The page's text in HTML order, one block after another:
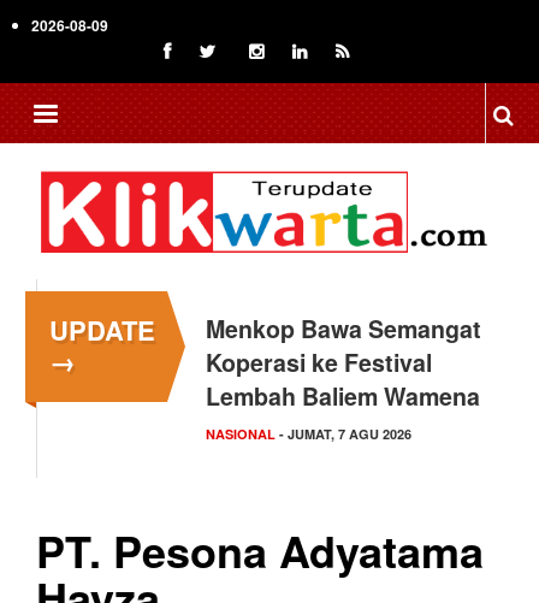
to
content
2026-08-09
UPDATE
→
Menkop Bawa Semangat
Koperasi ke Festival
Lembah Baliem Wamena
NASIONAL - JUMAT, 7 AGU 2026
PT. Pesona Adyatama